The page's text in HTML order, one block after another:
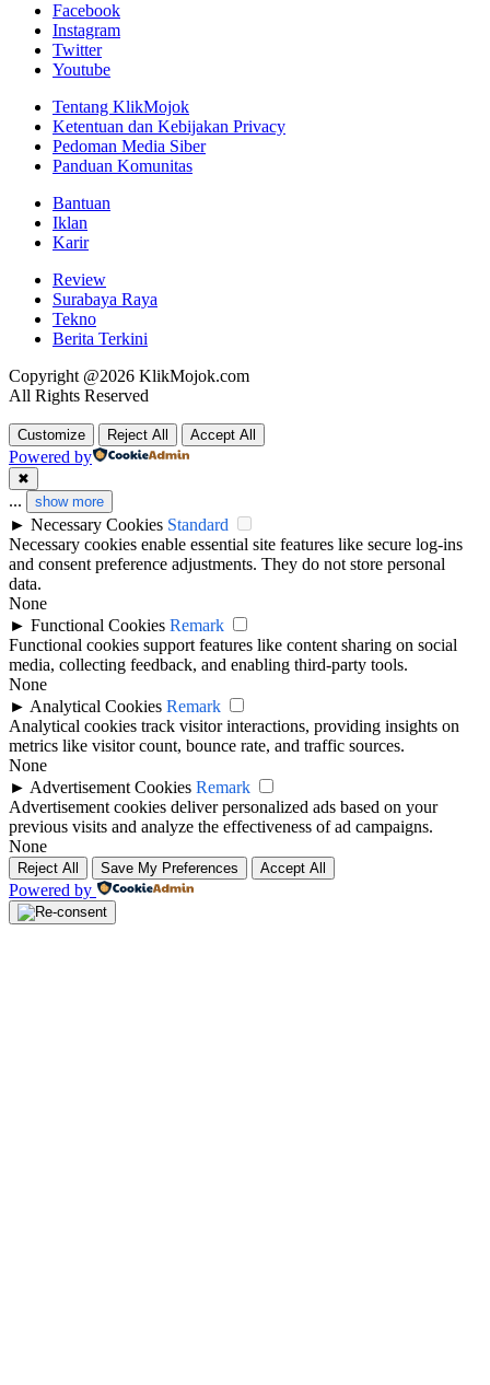
Facebook
Instagram
Twitter
Youtube
Tentang KlikMojok
Ketentuan dan Kebijakan Privacy
Pedoman Media Siber
Panduan Komunitas
Bantuan
Iklan
Karir
Review
Surabaya Raya
Tekno
Berita Terkini
Copyright @2026 KlikMojok.com
All Rights Reserved
Customize Reject All Accept All
Powered by
✖
... show more
► Necessary Cookies Standard
Necessary cookies enable essential site features like secure log-ins
and consent preference adjustments. They do not store personal
data.
None
► Functional Cookies Remark
Functional cookies support features like content sharing on social
media, collecting feedback, and enabling third-party tools.
None
► Analytical Cookies Remark
Analytical cookies track visitor interactions, providing insights on
metrics like visitor count, bounce rate, and traffic sources.
None
► Advertisement Cookies Remark
Advertisement cookies deliver personalized ads based on your
previous visits and analyze the effectiveness of ad campaigns.
None
Reject All Save My Preferences Accept All
Powered by